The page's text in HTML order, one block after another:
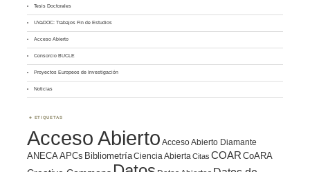
Tesis Doctorales
UVaDOC: Trabajos Fin de Estudios
Acceso Abierto
Consorcio BUCLE
Proyectos Europeos de Investigación
Noticias
ETIQUETAS
Acceso Abierto Acceso Abierto Diamante
ANECA APCs BibliometríaCiencia Abierta Citas COAR CoARA